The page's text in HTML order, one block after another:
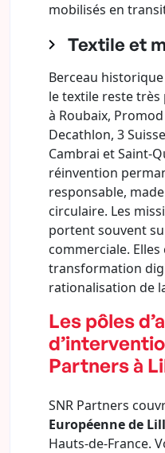
mobilisés en
Textile et
Berceau
le textile reste
à Roubaix,
Decathlon, 3
Cambrai et Saint-
réinvention
responsable,
circulaire. Les
portent souvent
commerciale.
transformation
rationalisation de
Les pôles
Partners à
SNR Partners
Européenne de
Hauts-de-France.